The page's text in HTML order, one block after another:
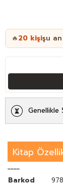
🔥20 kişişu
Genellikle
Kitap
''''''''
Barkod